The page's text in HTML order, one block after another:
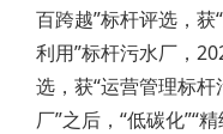
百跨越”标杆评选，获
利用”标杆污水厂，
选，获“运营管理标杆
厂”之后，“低碳化”“